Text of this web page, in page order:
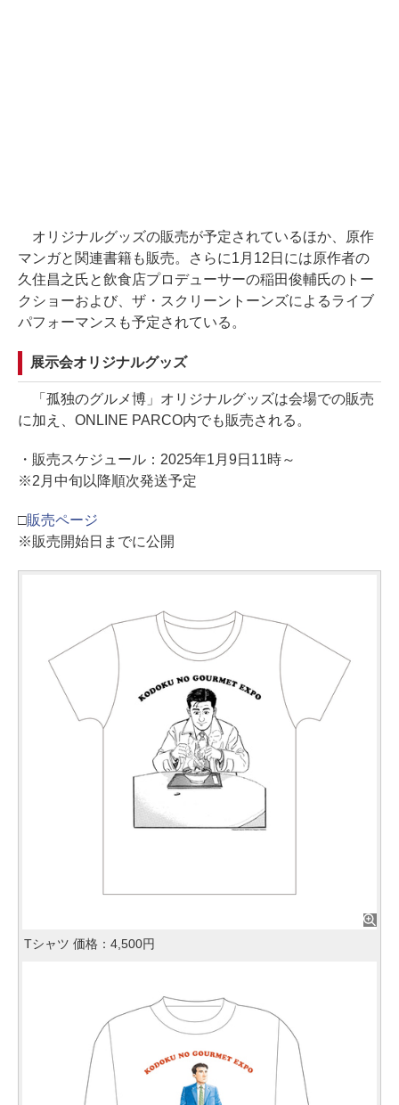
オリジナルグッズの販売が予定されているほか、原作
マンガと関連書籍も販売。さらに1月12日には原作者の
久住昌之氏と飲食店プロデューサーの稲田俊輔氏のトー
クショーおよび、ザ・スクリーントーンズによるライブ
パフォーマンスも予定されている。
展示会オリジナルグッズ
「孤独のグルメ博」オリジナルグッズは会場での販売
に加え、ONLINE PARCO内でも販売される。
・販売スケジュール：2025年1月9日11時～
※2月中旬以降順次発送予定
□販売ページ
※販売開始日までに公開
Tシャツ 価格：4,500円